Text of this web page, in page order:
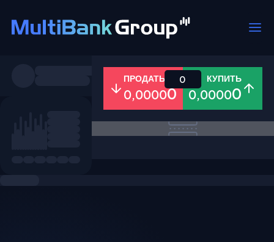
Все Форекс Металлы
ПРОДАТЬ
0,00000
КУПИТЬ
0,00000
0